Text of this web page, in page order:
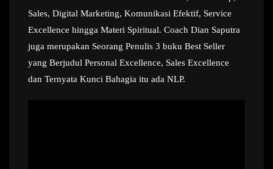
Sales, Digital Marketing, Komunikasi Efektif, Service
Excellence hingga Materi Spiritual. Coach Dian Saputra
juga merupakan Seorang Penulis 3 buku Best Seller
yang Berjudul Personal Excellence, Sales Excellence
dan Ternyata Kunci Bahagia itu ada NLP.